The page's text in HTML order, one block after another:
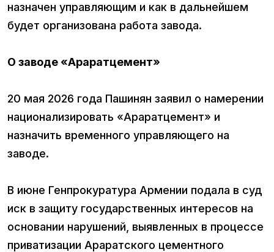
назначен управляющим и как в дальнейшем
будет организована работа завода.
О заводе «Араратцемент»
20 мая 2026 года Пашинян заявил о намерении
национализировать «Араратцемент» и
назначить временного управляющего на
заводе.
В июне Генпрокуратура Армении подала в суд
иск в защиту государственных интересов на
основании нарушений, выявленных в процессе
приватизации Араратского цементного